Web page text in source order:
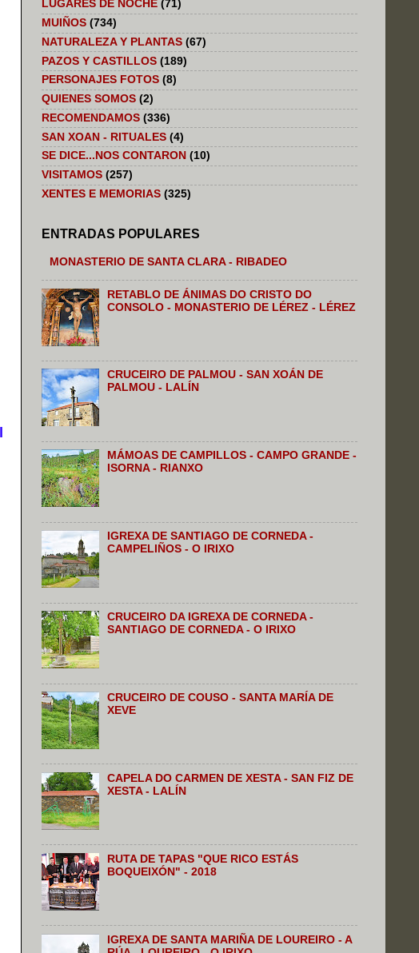
LUGARES DE NOCHE (71)
MUIÑOS (734)
NATURALEZA Y PLANTAS (67)
PAZOS Y CASTILLOS (189)
PERSONAJES FOTOS (8)
QUIENES SOMOS (2)
RECOMENDAMOS (336)
SAN XOAN - RITUALES (4)
SE DICE...NOS CONTARON (10)
VISITAMOS (257)
XENTES E MEMORIAS (325)
ENTRADAS POPULARES
MONASTERIO DE SANTA CLARA - RIBADEO
RETABLO DE ÁNIMAS DO CRISTO DO
CONSOLO - MONASTERIO DE LÉREZ - LÉREZ
CRUCEIRO DE PALMOU - SAN XOÁN DE
PALMOU - LALÍN
MÁMOAS DE CAMPILLOS - CAMPO GRANDE -
ISORNA - RIANXO
IGREXA DE SANTIAGO DE CORNEDA -
CAMPELIÑOS - O IRIXO
CRUCEIRO DA IGREXA DE CORNEDA -
SANTIAGO DE CORNEDA - O IRIXO
CRUCEIRO DE COUSO - SANTA MARÍA DE
XEVE
CAPELA DO CARMEN DE XESTA - SAN FIZ DE
XESTA - LALÍN
RUTA DE TAPAS "QUE RICO ESTÁS
BOQUEIXÓN" - 2018
IGREXA DE SANTA MARIÑA DE LOUREIRO - A